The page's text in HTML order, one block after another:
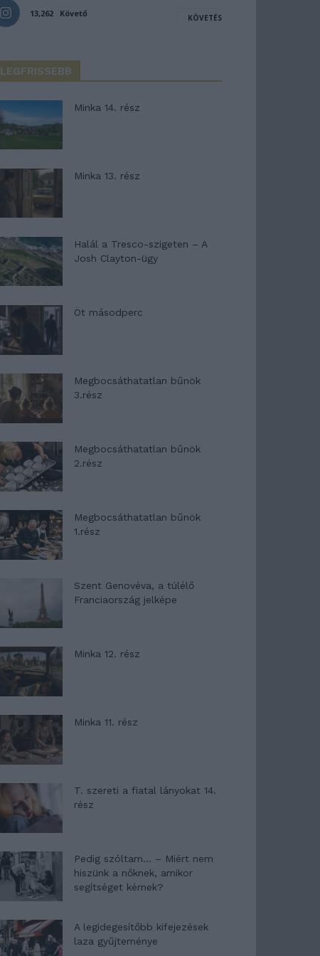
13,262 Követő KÖVETÉS
LEGFRISSEBB
Minka 14. rész
Minka 13. rész
Halál a Tresco-szigeten – A
Josh Clayton-ügy
Öt másodperc
Megbocsáthatatlan bűnök
3.rész
Megbocsáthatatlan bűnök
2.rész
Megbocsáthatatlan bűnök
1.rész
Szent Genovéva, a túlélő
Franciaország jelképe
Minka 12. rész
Minka 11. rész
T. szereti a fiatal lányokat 14.
rész
Pedig szóltam… – Miért nem
hiszünk a nőknek, amikor
segítséget kérnek?
A legidegesítőbb kifejezések
laza gyűjteménye